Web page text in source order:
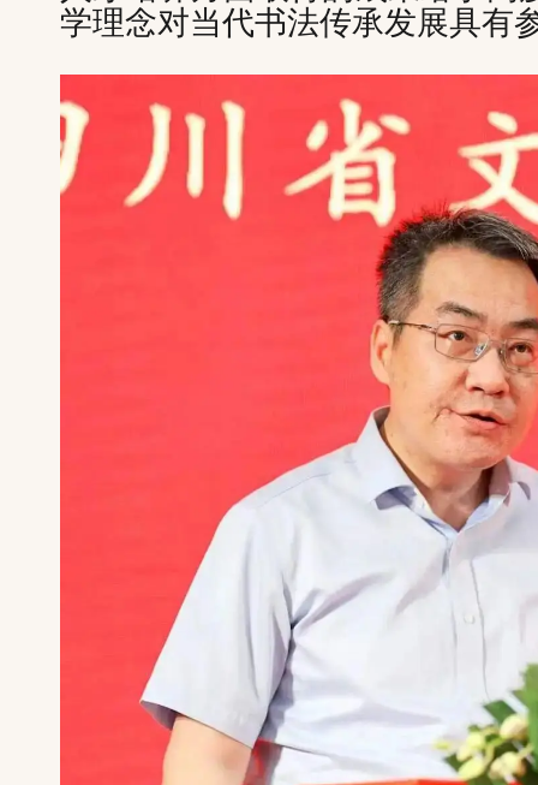
学理念对当代书法传承发展具有